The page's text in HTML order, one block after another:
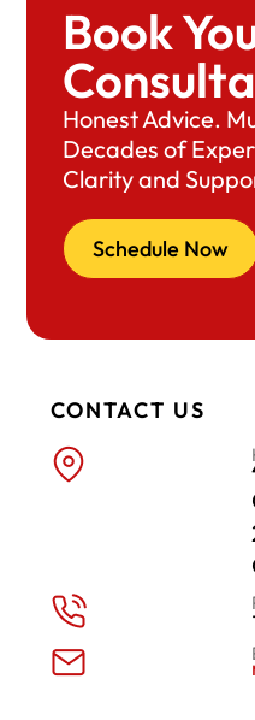
Book
Honest Advice.
Decades of
Clarity and
Schedule Now
CONTACT US